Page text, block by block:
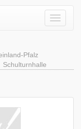
Pfalz
Schulturnhalle